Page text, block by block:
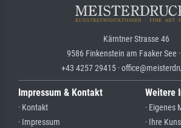
Kärntner Strasse 46
9586 Finkenstein am Faaker See
+43 4257 29415 ·
Impressum & Kontakt
· Kontakt
· Impressum
Weitere
· Eigenes
· Ihre